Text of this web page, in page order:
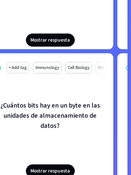
Mostrar respuesta
+ Add tag Immunology Cell Biology Mo
¿Cuántos bits hay en un byte en las
unidades de almacenamiento de
datos?
Mostrar respuesta